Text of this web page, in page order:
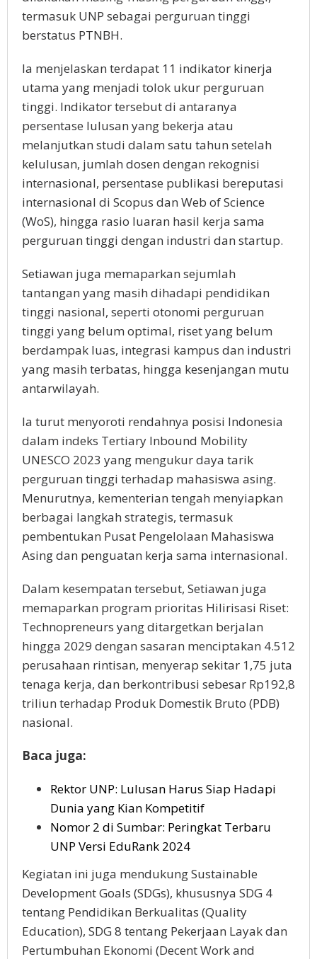
termasuk UNP sebagai perguruan tinggi
berstatus PTNBH.
Ia menjelaskan terdapat 11 indikator kinerja
utama yang menjadi tolok ukur perguruan
tinggi. Indikator tersebut di antaranya
persentase lulusan yang bekerja atau
melanjutkan studi dalam satu tahun setelah
kelulusan, jumlah dosen dengan rekognisi
internasional, persentase publikasi bereputasi
internasional di Scopus dan Web of Science
(WoS), hingga rasio luaran hasil kerja sama
perguruan tinggi dengan industri dan startup.
Setiawan juga memaparkan sejumlah
tantangan yang masih dihadapi pendidikan
tinggi nasional, seperti otonomi perguruan
tinggi yang belum optimal, riset yang belum
berdampak luas, integrasi kampus dan industri
yang masih terbatas, hingga kesenjangan mutu
antarwilayah.
Ia turut menyoroti rendahnya posisi Indonesia
dalam indeks Tertiary Inbound Mobility
UNESCO 2023 yang mengukur daya tarik
perguruan tinggi terhadap mahasiswa asing.
Menurutnya, kementerian tengah menyiapkan
berbagai langkah strategis, termasuk
pembentukan Pusat Pengelolaan Mahasiswa
Asing dan penguatan kerja sama internasional.
Dalam kesempatan tersebut, Setiawan juga
memaparkan program prioritas Hilirisasi Riset:
Technopreneurs yang ditargetkan berjalan
hingga 2029 dengan sasaran menciptakan 4.512
perusahaan rintisan, menyerap sekitar 1,75 juta
tenaga kerja, dan berkontribusi sebesar Rp192,8
triliun terhadap Produk Domestik Bruto (PDB)
nasional.
Baca juga:
Rektor UNP: Lulusan Harus Siap Hadapi
Dunia yang Kian Kompetitif
Nomor 2 di Sumbar: Peringkat Terbaru
UNP Versi EduRank 2024
Kegiatan ini juga mendukung Sustainable
Development Goals (SDGs), khususnya SDG 4
tentang Pendidikan Berkualitas (Quality
Education), SDG 8 tentang Pekerjaan Layak dan
Pertumbuhan Ekonomi (Decent Work and